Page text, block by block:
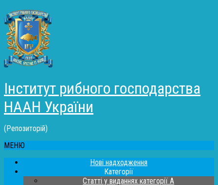
Інститут рибного господарства
НААН України
(Репозиторій)
МЕНЮ
Нові надходження
Категорії
Статті у виданнях категорії А